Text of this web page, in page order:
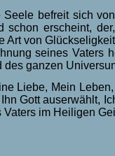
Seele befreit sich
schon erscheint,
Art von
seines Vaters
des ganzen
Liebe, Mein
Ihn Gott auserwählt,
Vaters im Heiligen